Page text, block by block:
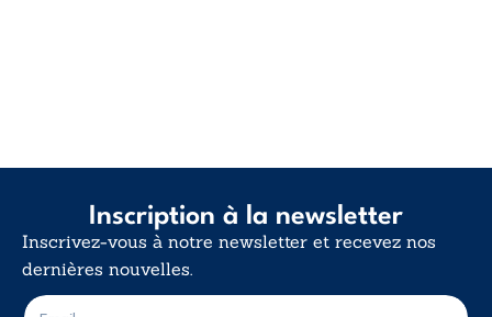
Inscription à la newsletter
Inscrivez-vous à notre newsletter et recevez nos
dernières nouvelles.
E